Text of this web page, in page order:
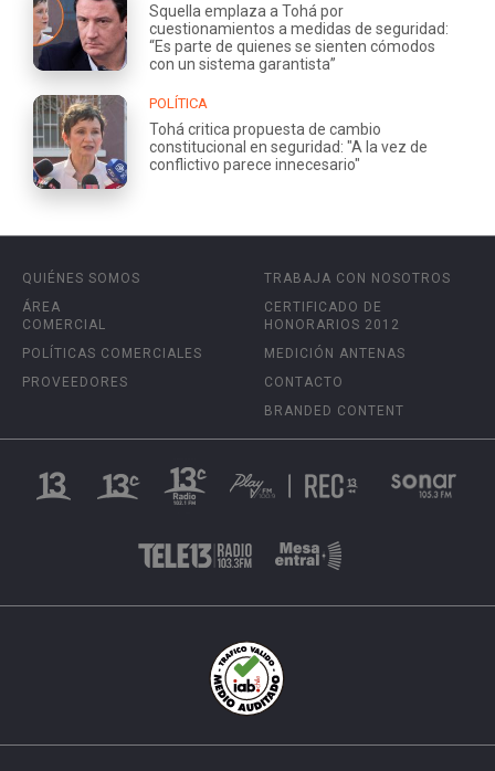
Squella emplaza a Tohá por
cuestionamientos a medidas de seguridad:
“Es parte de quienes se sienten cómodos
con un sistema garantista”
POLÍTICA
Tohá critica propuesta de cambio
constitucional en seguridad: "A la vez de
conflictivo parece innecesario"
QUIÉNES SOMOS
ÁREA
COMERCIAL
POLÍTICAS COMERCIALES
PROVEEDORES
TRABAJA CON NOSOTROS
CERTIFICADO DE
HONORARIOS 2012
MEDICIÓN ANTENAS
CONTACTO
BRANDED CONTENT